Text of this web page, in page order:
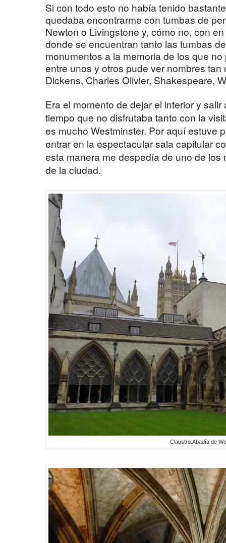
Si con todo esto no había tenido
quedaba encontrarme con tumbas de
Newton o Livingstone y, cómo no, con
donde se encuentran tanto las tumbas
monumentos a la memoria de los que
entre unos y otros pude ver nombres
Dickens, Charles Olivier, Shakespeare,
Era el momento de dejar el interior y
tiempo que no disfrutaba tanto con la
es mucho Westminster. Por aquí estuve
entrar en la espectacular sala capitular
esta manera me despedía de uno de
de la ciudad.
Claustro.Abadía de